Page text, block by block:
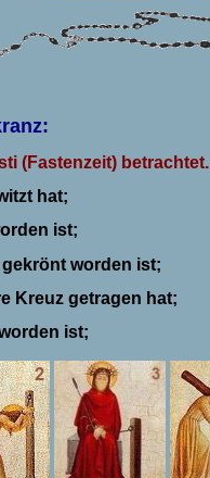
(Fastenzeit) betrachtet.
hat;
ist;
worden ist;
Kreuz getragen hat;
ist;